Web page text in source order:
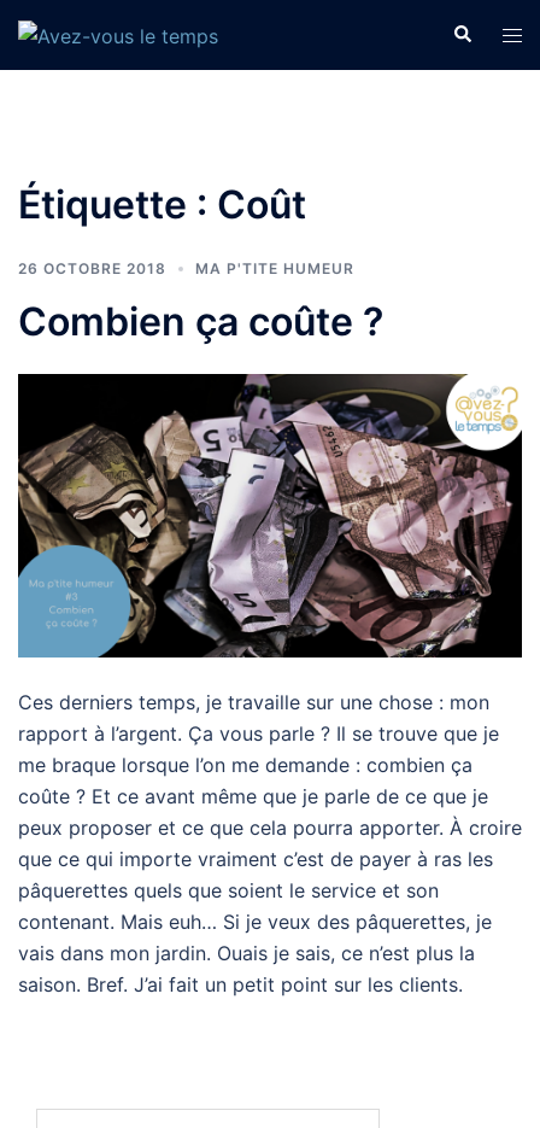
Aller
au
contenu
le
Étiquette : Coût
26 OCTOBRE 2018 MA P'TITE HUMEUR
Combien ça coûte ?
Ces derniers temps, je travaille sur une chose : mon
rapport à l’argent. Ça vous parle ? Il se trouve que je
me braque lorsque l’on me demande : combien ça
coûte ? Et ce avant même que je parle de ce que je
peux proposer et ce que cela pourra apporter. À croire
que ce qui importe vraiment c’est de payer à ras les
pâquerettes quels que soient le service et son
contenant. Mais euh… Si je veux des pâquerettes, je
vais dans mon jardin. Ouais je sais, ce n’est plus la
saison. Bref. J’ai fait un petit point sur les clients.